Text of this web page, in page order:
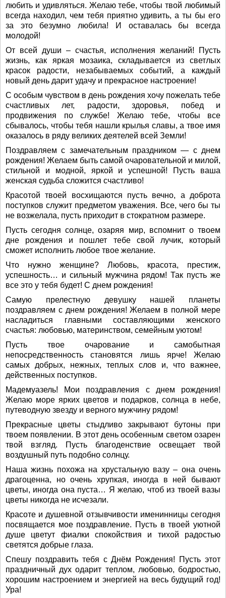
любить и удивляться. Желаю тебе, чтобы твой любимый
всегда находил, чем тебя приятно удивить, а ты бы его
за это безумно любила! И оставалась бы всегда
молодой!
От всей души – счастья, исполнения желаний! Пусть
жизнь, как яркая мозаика, складывается из светлых
красок радости, незабываемых событий, а каждый
новый день дарит удачу и прекрасное настроение!
С особым чувством в день рождения хочу пожелать тебе
счастливых лет, радости, здоровья, побед и
продвижения по службе! Желаю тебе, чтобы все
сбывалось, чтобы тебя нашли крылья славы, а твое имя
оказалось в ряду великих деятелей всей Земли!
Поздравляем с замечательным праздником — с днем
рождения! Желаем быть самой очаровательной и милой,
стильной и модной, яркой и успешной! Пусть ваша
женская судьба сложится счастливо!
Красотой твоей восхищаются пусть вечно, а доброта
поступков служит предметом уважения. Все, чего бы ты
не возжелала, пусть приходит в стократном размере.
Пусть сегодня солнце, озаряя мир, вспомнит о твоем
дне рождения и пошлет тебе свой лучик, который
сможет исполнить любое твое желание.
Что нужно женщине? Любовь, красота, престиж,
успешность… и сильный мужчина рядом! Так пусть же
все это у тебя будет! С днем рождения!
Самую прелестную девушку нашей планеты
поздравляем с днем рождения! Желаем в полной мере
насладиться главными составляющими женского
счастья: любовью, материнством, семейным уютом!
Пусть твое очарование и самобытная
непосредственность становятся лишь ярче! Желаю
самых добрых, нежных, теплых слов и, что важнее,
действенных поступков.
Мадемуазель! Мои поздравления с днем рождения!
Желаю море ярких цветов и подарков, солнца в небе,
путеводную звезду и верного мужчину рядом!
Прекрасные цветы стыдливо закрывают бутоны при
твоем появлении. В этот день особенным светом озарен
твой взгляд. Пусть благоденствие освещает твой
воздушный путь подобно солнцу.
Наша жизнь похожа на хрустальную вазу – она очень
драгоценна, но очень хрупкая, иногда в ней бывают
цветы, иногда она пуста… Я желаю, чтоб из твоей вазы
цветы никогда не исчезали.
Красоте и душевной отзывчивости именинницы сегодня
посвящается мое поздравление. Пусть в твоей уютной
душе цветут фиалки спокойствия и тихой радостью
светятся добрые глаза.
Спешу поздравить тебя с Днём Рождения! Пусть этот
праздничный дух одарит теплом, любовью, бодростью,
хорошим настроением и энергией на весь будущий год!
Ура!